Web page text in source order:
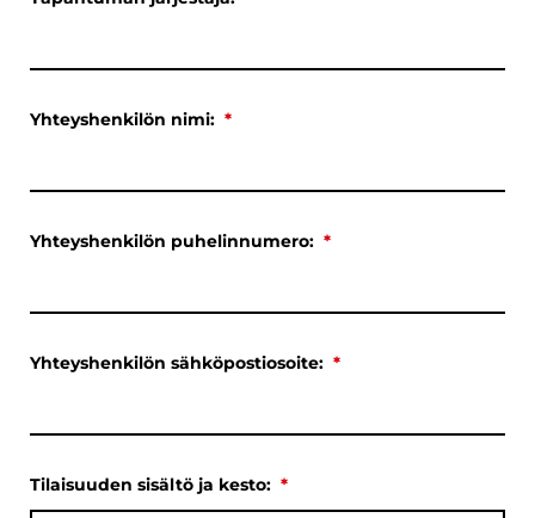
Yhteyshenkilön nimi: *
Yhteyshenkilön puhelinnumero: *
Yhteyshenkilön sähköpostiosoite: *
Tilaisuuden sisältö ja kesto: *